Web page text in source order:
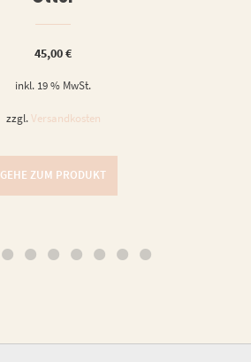
45,00€
inkl. 19 % MwSt.
zzgl. Versandkosten
GEHE ZUM PRODUKT